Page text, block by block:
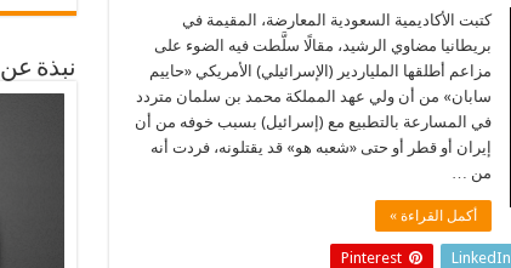
كتبت الأكاديمية السعودية المعارضة، المقيمة في
بريطانيا مضاوي الرشيد، مقالًا سلَّطت فيه الضوء على
مزاعم أطلقها الملياردير (الإسرائيلي) الأمريكي «حاييم
سابان» من أن ولي عهد المملكة محمد بن سلمان متردد
في المسارعة بالتطبيع مع (إسرائيل) بسبب خوفه من أن
إيران أو قطر أو حتى «شعبه هو» قد يقتلونه، فردت أنه
من …
أكمل القراءة »
LinkedIn
Pinterest
نبذة